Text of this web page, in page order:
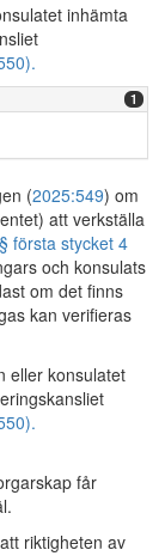
inhämta
1
(2025:549) om
att verkställa
första stycket 4
och konsulats
om det finns
kan verifieras
eller konsulatet
får
riktigheten av